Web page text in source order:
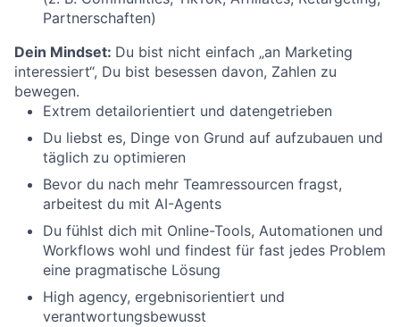
Partnerschaften)
Dein Mindset: Du bist nicht einfach „an Marketing
interessiert“, Du bist besessen davon, Zahlen zu
bewegen.
Extrem detailorientiert und datengetrieben
Du liebst es, Dinge von Grund auf aufzubauen und
täglich zu optimieren
Bevor du nach mehr Teamressourcen fragst,
arbeitest du mit AI-Agents
Du fühlst dich mit Online-Tools, Automationen und
Workflows wohl und findest für fast jedes Problem
eine pragmatische Lösung
High agency, ergebnisorientiert und
verantwortungsbewusst